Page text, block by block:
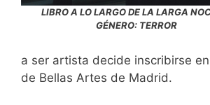
LIBRO A LO LARGO DE LA LARGA
GÉNERO: TERROR
a ser artista decide inscribirse
de Bellas Artes de Madrid.